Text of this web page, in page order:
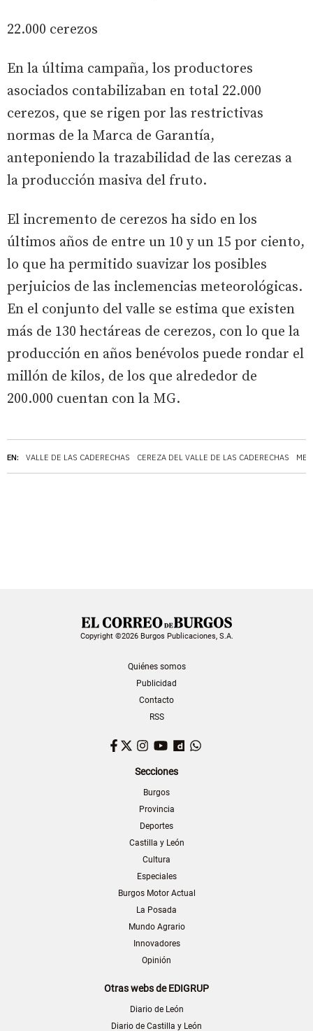
EN: VALLE DE LAS CADERECHAS CEREZA DEL VALLE DE LAS CADERECHAS
22.000 cerezos
En la última campaña, los productores
asociados contabilizaban en total 22.000
cerezos, que se rigen por las restrictivas
normas de la Marca de Garantía,
anteponiendo la trazabilidad de las cerezas a
la producción masiva del fruto.
El incremento de cerezos ha sido en los
últimos años de entre un 10 y un 15 por ciento,
lo que ha permitido suavizar los posibles
perjuicios de las inclemencias meteorológicas.
En el conjunto del valle se estima que existen
más de 130 hectáreas de cerezos, con lo que la
producción en años benévolos puede rondar el
millón de kilos, de los que alrededor de
200.000 cuentan con la MG.
Copyright ©2026 Burgos Publicaciones, S.A.
Quiénes somos
Publicidad
Contacto
RSS
Facebook
TwitterInstagram
YouTubeDailymotion
Secciones
Burgos
Provincia
Deportes
Castilla y León
Cultura
Especiales
Burgos Motor Actual
La Posada
Mundo Agrario
Innovadores
Opinión
Otras webs de EDIGRUP
Diario de León
Diario de Castilla y León